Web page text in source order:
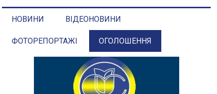
НОВИНИ ВІДЕОНОВИНИ
ФОТОРЕПОРТАЖІ ОГОЛОШЕННЯ